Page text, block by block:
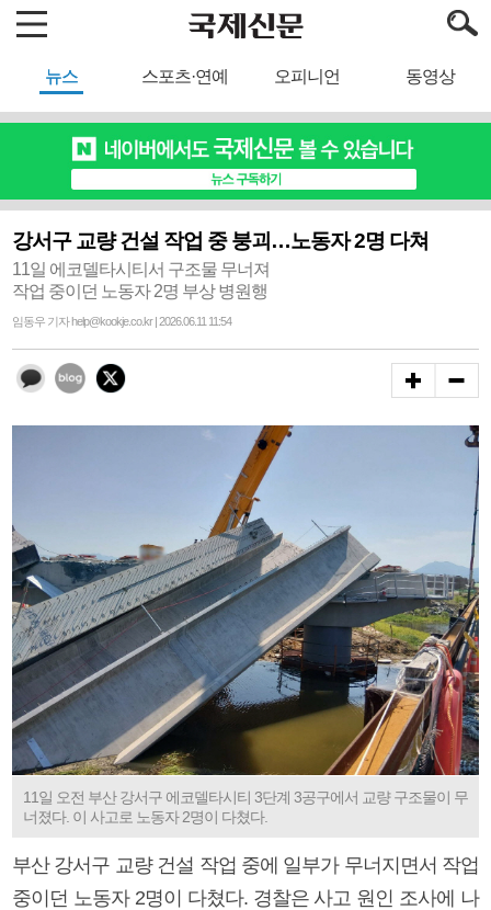
뉴스 스포츠·연예 오피니언 동영상
강서구 교량 건설 작업 중 붕괴…노동자 2명 다쳐
11일 에코델타시티서 구조물 무너져
작업 중이던 노동자 2명 부상 병원행
임동우 기자 help@kookje.co.kr | 2026.06.11 11:54
11일 오전 부산 강서구 에코델타시티 3단계 3공구에서 교량 구조물이 무
너졌다. 이 사고로 노동자 2명이 다쳤다.
부산 강서구 교량 건설 작업 중에 일부가 무너지면서 작업
중이던 노동자 2명이 다쳤다. 경찰은 사고 원인 조사에 나